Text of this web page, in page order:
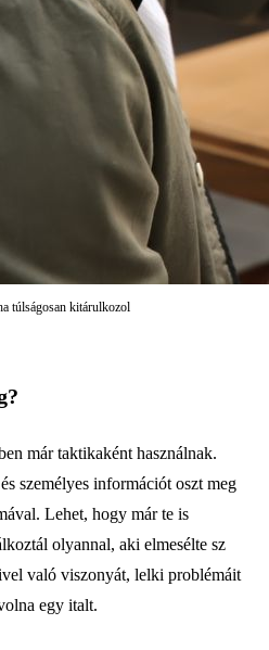
túlságosan kitárulkozol
már taktikaként használnak.
személyes információt oszt meg
Lehet, hogy már te is
olyannal, aki elmesélte sz
való viszonyát, lelki problémáit
egy italt.